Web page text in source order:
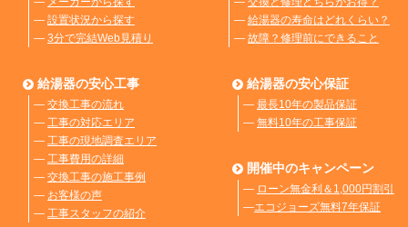
― 設置状況から探す
― 3分で完結Web見積り
― 給湯器の寿命はどれくらい？
― 故障？修理前にできること
給湯器の安心工事
― 交換工事の流れ
― 工事の対応エリア
― 工事の現地調査エリア
― 工事費用の詳細
― 交換工事の施工事例
― お客様の声
― 工事スタッフの紹介
給湯器の安心保証
― 最長10年の製品保証
― 無料10年の工事保証
開催中のキャンペーン
― ローン無金利＆1,000円割引
―エコジョーズ無料7年保証